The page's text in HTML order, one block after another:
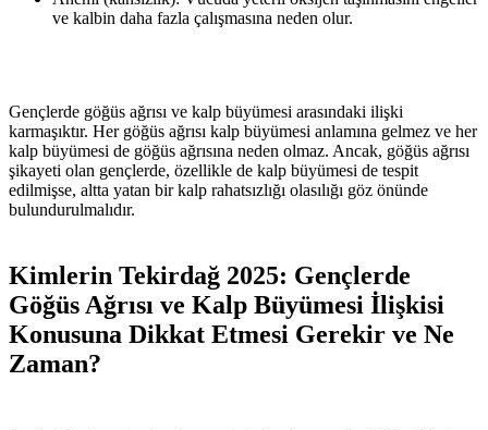
ve kalbin daha fazla çalışmasına neden olur.
Gençlerde göğüs ağrısı ve kalp büyümesi arasındaki ilişki
karmaşıktır. Her göğüs ağrısı kalp büyümesi anlamına gelmez ve her
kalp büyümesi de göğüs ağrısına neden olmaz. Ancak, göğüs ağrısı
şikayeti olan gençlerde, özellikle de kalp büyümesi de tespit
edilmişse, altta yatan bir kalp rahatsızlığı olasılığı göz önünde
bulundurulmalıdır.
Kimlerin Tekirdağ 2025: Gençlerde
Göğüs Ağrısı ve Kalp Büyümesi İlişkisi
Konusuna Dikkat Etmesi Gerekir ve Ne
Zaman?